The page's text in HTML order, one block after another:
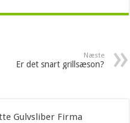
Næste
Er det snart grillsæson?
Gulvsliber Firma